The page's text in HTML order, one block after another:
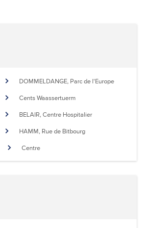
DOMMELDANGE, Parc de l'Europe
Cents Waassertuerm
BELAIR, Centre Hospitalier
HAMM, Rue de Bitbourg
Centre